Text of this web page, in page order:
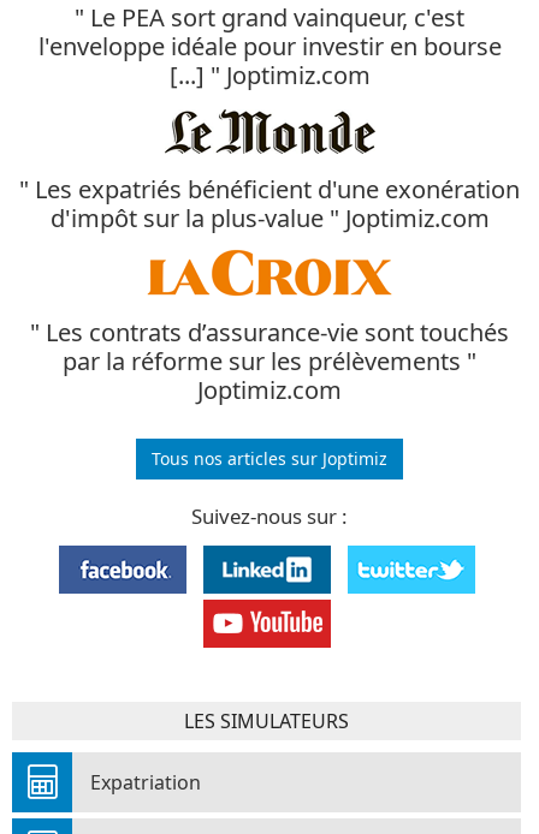
" Le PEA sort grand vainqueur, c'est
l'enveloppe idéale pour investir en bourse
[...] " Joptimiz.com
" Les expatriés bénéficient d'une exonération
d'impôt sur la plus-value " Joptimiz.com
" Les contrats d’assurance-vie sont touchés
par la réforme sur les prélèvements "
Joptimiz.com
Tous nos articles sur Joptimiz
Suivez-nous sur :
LES SIMULATEURS
Expatriation